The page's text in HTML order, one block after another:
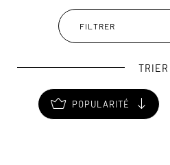
mudéjares comme les arcs
voir également, le palais de
est ornée d'une riche
culinaire est elle aussi
avec sa spécialité de morue
oignons et des tomates,
poivrons morrón (piments) et
FILTRER
TRIER
POPULARITÉ